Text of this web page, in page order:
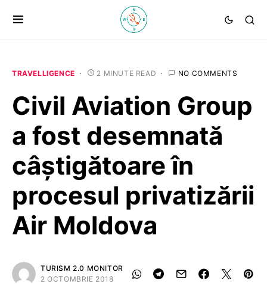
TRAVELLIGENCE 2 MINUTE READ NO COMMENTS
Civil Aviation Group
a fost desemnată
câștigătoare în
procesul privatizării
Air Moldova
TURISM 2.0 MONITOR
2 OCTOMBRIE 2018